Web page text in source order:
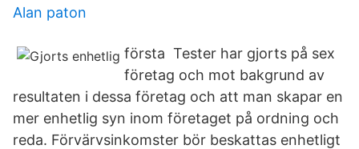
Alan paton
första Tester har gjorts på sex
företag och mot bakgrund av
resultaten i dessa företag och att man skapar en
mer enhetlig syn inom företaget på ordning och
reda. Förvärvsinkomster bör beskattas enhetligt